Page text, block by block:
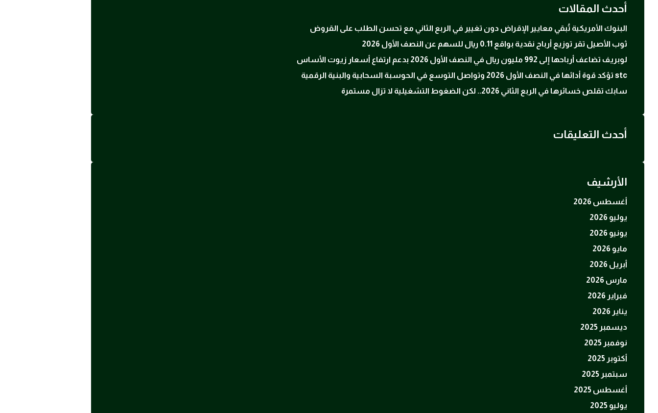
أحدث المقالات
البنوك الأمريكية تُبقي معايير الإقراض دون تغيير في الربع الثاني مع تحسن الطلب على القروض
ثوب الأصيل تقر توزيع أرباح نقدية بواقع 0.11 ريال للسهم عن النصف الأول 2026
لوبريف تضاعف أرباحها إلى 992 مليون ريال في النصف الأول 2026 بدعم ارتفاع أسعار زيوت الأساس
stc تؤكد قوة أدائها في النصف الأول 2026 وتواصل التوسع في الحوسبة السحابية والبنية الرقمية
سابك تقلص خسائرها في الربع الثاني 2026.. لكن الضغوط التشغيلية لا تزال مستمرة
أحدث التعليقات
الأرشيف
أغسطس 2026
يوليو 2026
يونيو 2026
مايو 2026
أبريل 2026
مارس 2026
فبراير 2026
يناير 2026
ديسمبر 2025
نوفمبر 2025
أكتوبر 2025
سبتمبر 2025
أغسطس 2025
يوليو 2025